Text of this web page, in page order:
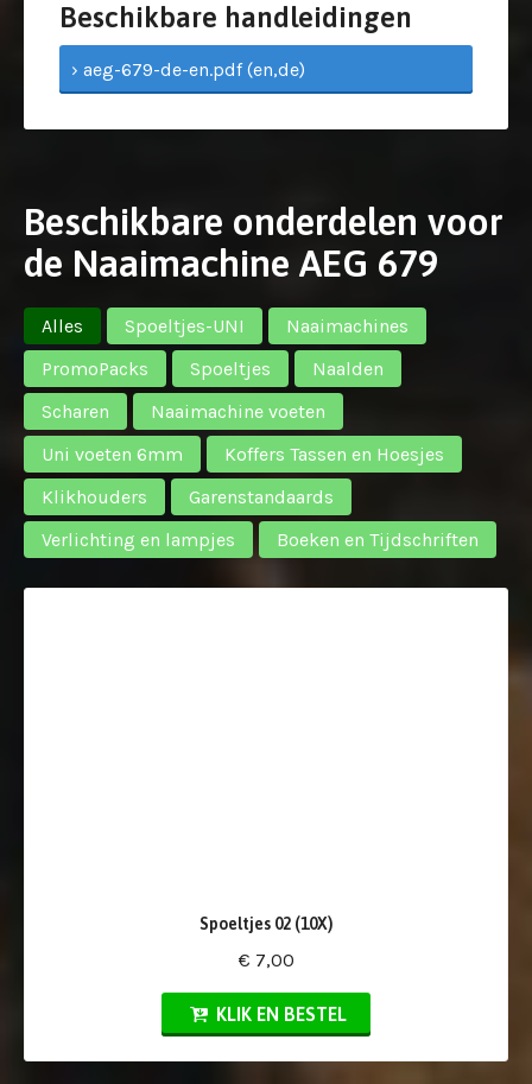
Beschikbare handleidingen
› aeg-679-de-en.pdf (en,de)
Beschikbare onderdelen voor
de Naaimachine AEG 679
Alles Spoeltjes-UNI
Naaimachines
PromoPacks
Spoeltjes
Naalden
Scharen
Naaimachine voeten
Uni voeten 6mm
Koffers Tassen en Hoesjes
Klikhouders
Garenstandaards
Verlichting en lampjes
Boeken en Tijdschriften
Spoeltjes 02 (10X)
€ 7,00
KLIK EN BESTEL